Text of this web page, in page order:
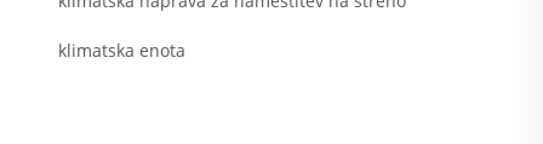
klimatska enota